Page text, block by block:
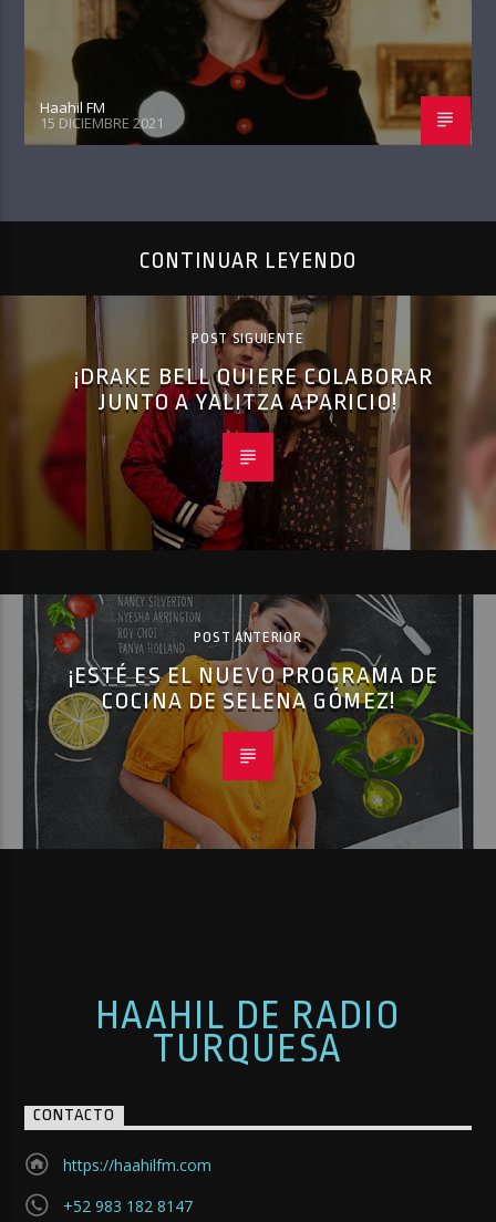
Haahil FM
15 DICIEMBRE 2021
CONTINUAR LEYENDO
POST SIGUIENTE
¡DRAKE BELL QUIERE COLABORAR
JUNTO A YALITZA APARICIO!
POST ANTERIOR
¡ESTÉ ES EL NUEVO PROGRAMA DE
COCINA DE SELENA GÓMEZ!
HAAHIL DE RADIO
TURQUESA
CONTACTO
https://haahilfm.com
+52 983 182 8147